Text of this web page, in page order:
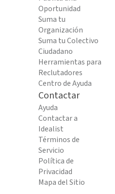
Oportunidad
Suma tu
Organización
Suma tu Colectivo
Ciudadano
Herramientas para
Reclutadores
Centro de Ayuda
Contactar
Ayuda
Contactar a
Idealist
Términos de
Servicio
Política de
Privacidad
Mapa del Sitio